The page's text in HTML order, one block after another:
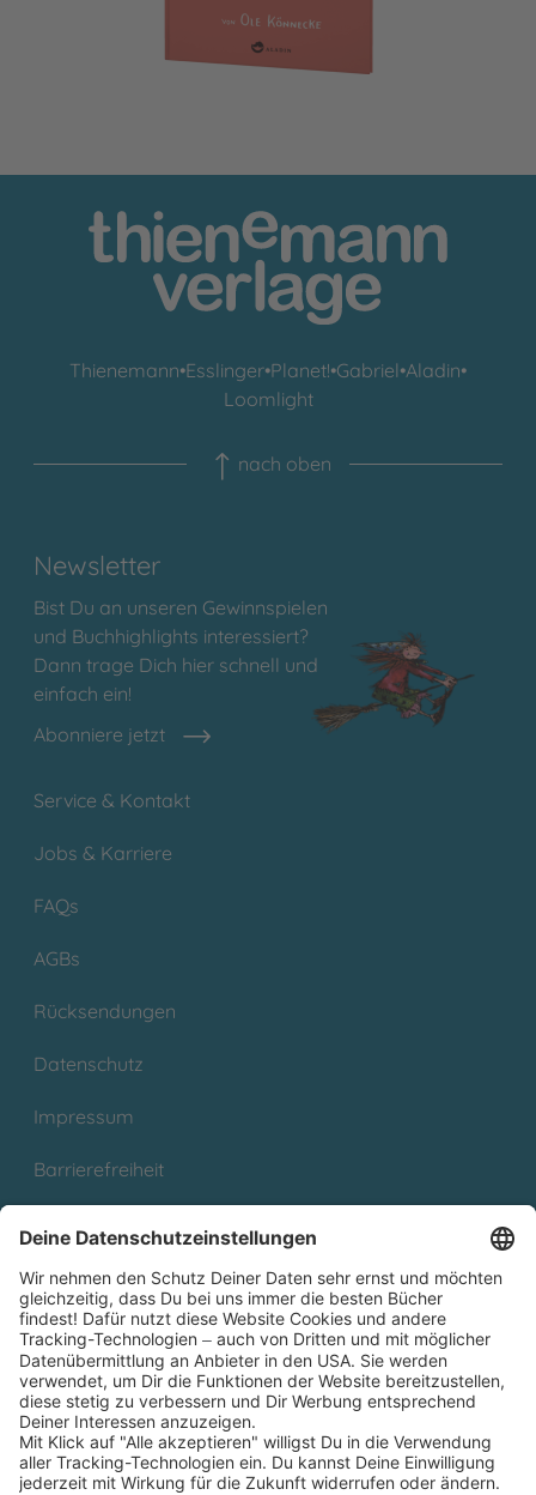
Thienemann•Esslinger•Planet!•Gabriel•Aladin•
Loomlight
nach oben
Newsletter
Bist Du an unseren Gewinnspielen
und Buchhighlights interessiert?
Dann trage Dich hier schnell und
einfach ein!
Abonniere jetzt
Service & Kontakt
Jobs & Karriere
FAQs
AGBs
Rücksendungen
Datenschutz
Impressum
Barrierefreiheit
Partnerprogramm (Affiliate)
Folge uns auf
* Versandkostenfrei ab 9,00 € Bestellwert innerhalb